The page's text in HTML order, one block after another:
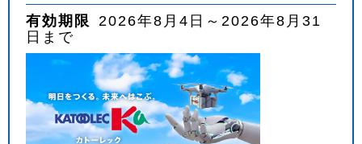
有効期限 2026年8月4日～2026年8月31
日まで